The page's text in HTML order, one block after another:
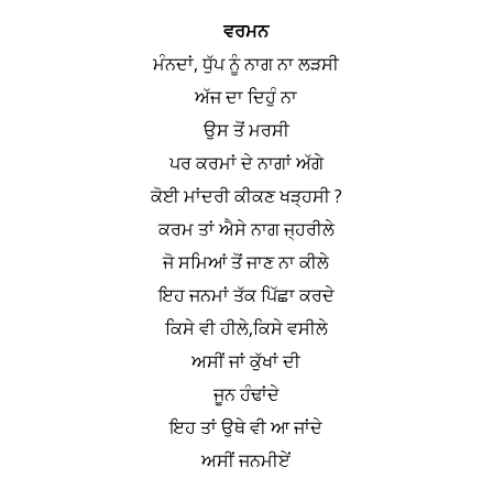
ਵਰਮਨ
ਮੰਨਦਾਂ, ਧੁੱਪ ਨੂੰ ਨਾਗ ਨਾ ਲੜਸੀ
ਅੱਜ ਦਾ ਦਿਹੁੰ ਨਾ
ਉਸ ਤੋਂ ਮਰਸੀ
ਪਰ ਕਰਮਾਂ ਦੇ ਨਾਗਾਂ ਅੱਗੇ
ਕੋਈ ਮਾਂਦਰੀ ਕੀਕਣ ਖੜ੍ਹਸੀ ?
ਕਰਮ ਤਾਂ ਐਸੇ ਨਾਗ ਜ੍ਹਰੀਲੇ
ਜੋ ਸਮਿਆਂ ਤੋਂ ਜਾਣ ਨਾ ਕੀਲੇ
ਇਹ ਜਨਮਾਂ ਤੱਕ ਪਿੱਛਾ ਕਰਦੇ
ਕਿਸੇ ਵੀ ਹੀਲੇ,ਕਿਸੇ ਵਸੀਲੇ
ਅਸੀਂ ਜਾਂ ਕੁੱਖਾਂ ਦੀ
ਜੂਨ ਹੰਢਾਂਦੇ
ਇਹ ਤਾਂ ਉਥੇ ਵੀ ਆ ਜਾਂਦੇ
ਅਸੀਂ ਜਨਮੀਏਂ